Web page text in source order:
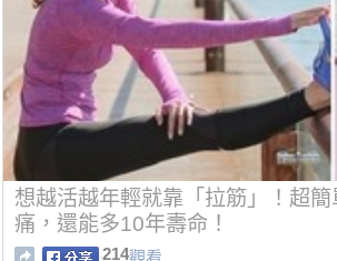
想越活越年輕就靠「拉筋」！超
痛，還能多10年壽命！
214觀看